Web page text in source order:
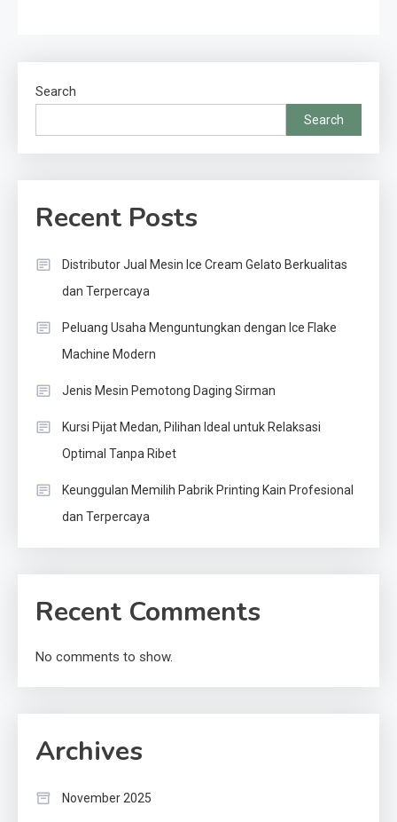
Search
Search
Recent Posts
Distributor Jual Mesin Ice Cream Gelato Berkualitas
dan Terpercaya
Peluang Usaha Menguntungkan dengan Ice Flake
Machine Modern
Jenis Mesin Pemotong Daging Sirman
Kursi Pijat Medan, Pilihan Ideal untuk Relaksasi
Optimal Tanpa Ribet
Keunggulan Memilih Pabrik Printing Kain Profesional
dan Terpercaya
Recent Comments
No comments to show.
Archives
November 2025